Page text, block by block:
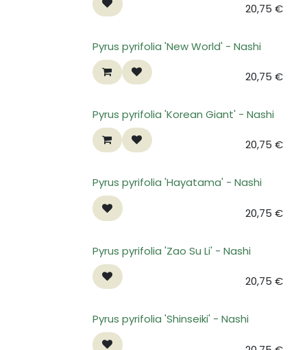
20,75 €
Pyrus pyrifolia 'New World' - Nashi
20,75 €
Pyrus pyrifolia 'Korean Giant' - Nashi
20,75 €
Pyrus pyrifolia 'Hayatama' - Nashi
20,75 €
Pyrus pyrifolia 'Zao Su Li' - Nashi
20,75 €
Pyrus pyrifolia 'Shinseiki' - Nashi